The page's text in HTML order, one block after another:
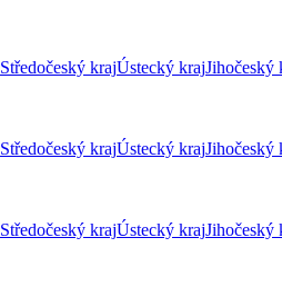
Středočeský krajÚstecký krajJihočeský
Středočeský krajÚstecký krajJihočeský
Středočeský krajÚstecký krajJihočeský